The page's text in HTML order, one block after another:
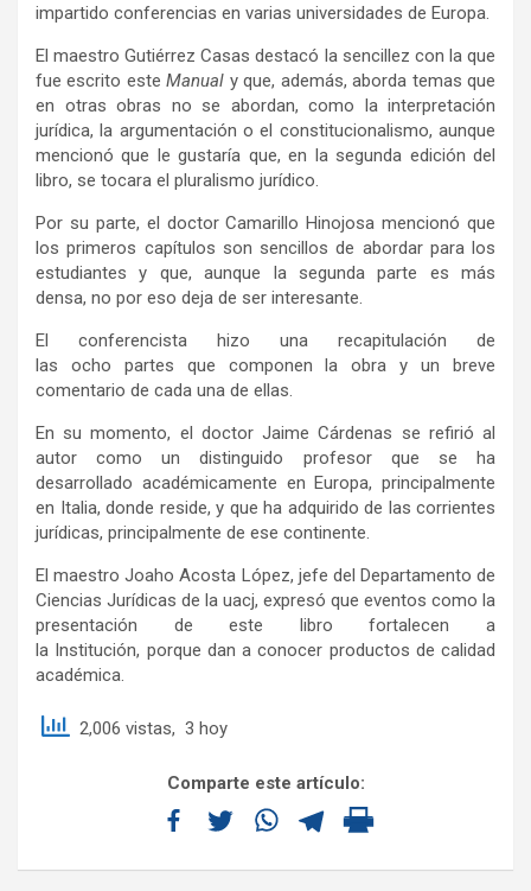
impartido conferencias en varias universidades de Europa.
El maestro Gutiérrez Casas destacó la sencillez con la que
fue escrito esteManual y que, además, aborda temas que
en otras obras no se abordan, como la interpretación
jurídica, la argumentación o el constitucionalismo, aunque
mencionó que le gustaría que, en la segunda edición del
libro, se tocara el pluralismo jurídico.
Por su parte, el doctor Camarillo Hinojosa mencionó que
los primeros capítulos son sencillos de abordar para los
estudiantes y que, aunque la segunda parte es más
densa, no por eso deja de ser interesante.
El conferencista hizo una recapitulación de
las ocho partes que componen la obra y un breve
comentario de cada una de ellas.
En su momento, el doctor Jaime Cárdenas se refirió al
autor como un distinguido profesor que se ha
desarrollado académicamente en Europa, principalmente
en Italia, donde reside, y que ha adquirido de las corrientes
jurídicas, principalmente de ese continente.
El maestro Joaho Acosta López, jefe del Departamento de
Ciencias Jurídicas de la uacj, expresó que eventos como la
presentación de este libro fortalecen a
la Institución, porque dan a conocer productos de calidad
académica.
2,006 vistas, 3 hoy
Comparte este artículo: